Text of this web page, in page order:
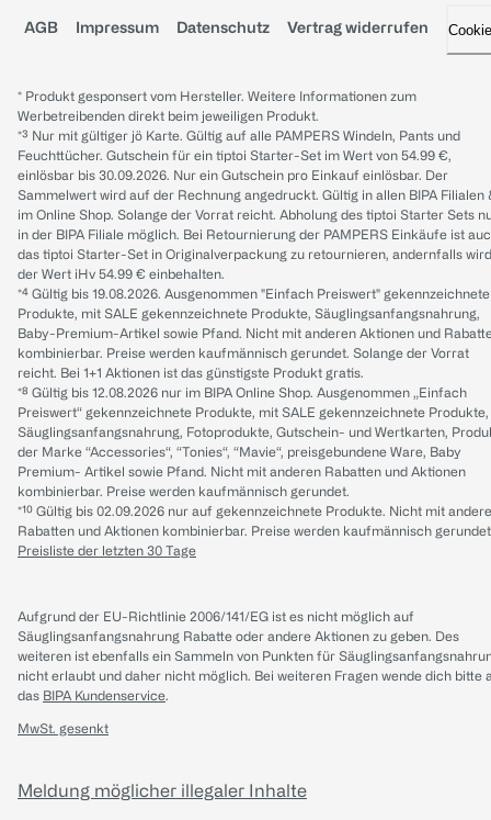
AGB Impressum Datenschutz Vertrag widerrufen
* Produkt gesponsert vom Hersteller. Weitere Informationen zum
Werbetreibenden direkt beim jeweiligen Produkt.
*³ Nur mit gültiger jö Karte. Gültig auf alle PAMPERS Windeln, Pants und
Feuchttücher. Gutschein für ein tiptoi Starter-Set im Wert von 54.99 €,
einlösbar bis 30.09.2026. Nur ein Gutschein pro Einkauf einlösbar. Der
Sammelwert wird auf der Rechnung angedruckt. Gültig in allen BIPA Filialen
im Online Shop. Solange der Vorrat reicht. Abholung des tiptoi Starter Sets
in der BIPA Filiale möglich. Bei Retournierung der PAMPERS Einkäufe ist
das tiptoi Starter-Set in Originalverpackung zu retournieren, andernfalls wird
der Wert iHv 54.99 € einbehalten.
*⁴ Gültig bis 19.08.2026. Ausgenommen "Einfach Preiswert" gekennzeichnete
Produkte, mit SALE gekennzeichnete Produkte, Säuglingsanfangsnahrung,
Baby-Premium-Artikel sowie Pfand. Nicht mit anderen Aktionen und
kombinierbar. Preise werden kaufmännisch gerundet. Solange der Vorrat
reicht. Bei 1+1 Aktionen ist das günstigste Produkt gratis.
*⁸ Gültig bis 12.08.2026 nur im BIPA Online Shop. Ausgenommen „Einfach
Preiswert“ gekennzeichnete Produkte, mit SALE gekennzeichnete Produkte,
Säuglingsanfangsnahrung, Fotoprodukte, Gutschein- und Wertkarten,
der Marke “Accessories“, “Tonies“, “Mavie“, preisgebundene Ware, Baby
Premium- Artikel sowie Pfand. Nicht mit anderen Rabatten und Aktionen
kombinierbar. Preise werden kaufmännisch gerundet.
*¹⁰ Gültig bis 02.09.2026 nur auf gekennzeichnete Produkte. Nicht mit
Rabatten und Aktionen kombinierbar. Preise werden kaufmännisch
Preisliste der letzten 30 Tage
Aufgrund der EU-Richtlinie 2006/141/EG ist es nicht möglich auf
Säuglingsanfangsnahrung Rabatte oder andere Aktionen zu geben. Des
weiteren ist ebenfalls ein Sammeln von Punkten für
nicht erlaubt und daher nicht möglich. Bei weiteren Fragen wende dich bitte
das BIPA Kundenservice.
MwSt. gesenkt
Meldung möglicher illegaler Inhalte